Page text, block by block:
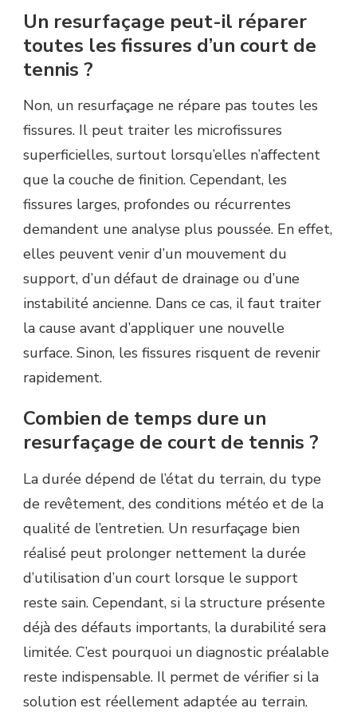
Un resurfaçage peut-il réparer
toutes les fissures d’un court de
tennis ?
Non, un resurfaçage ne répare pas toutes les
fissures. Il peut traiter les microfissures
superficielles, surtout lorsqu’elles n’affectent
que la couche de finition. Cependant, les
fissures larges, profondes ou récurrentes
demandent une analyse plus poussée. En effet,
elles peuvent venir d’un mouvement du
support, d’un défaut de drainage ou d’une
instabilité ancienne. Dans ce cas, il faut traiter
la cause avant d’appliquer une nouvelle
surface. Sinon, les fissures risquent de revenir
rapidement.
Combien de temps dure un
resurfaçage de court de tennis ?
La durée dépend de l’état du terrain, du type
de revêtement, des conditions météo et de la
qualité de l’entretien. Un resurfaçage bien
réalisé peut prolonger nettement la durée
d’utilisation d’un court lorsque le support
reste sain. Cependant, si la structure présente
déjà des défauts importants, la durabilité sera
limitée. C’est pourquoi un diagnostic préalable
reste indispensable. Il permet de vérifier si la
solution est réellement adaptée au terrain.